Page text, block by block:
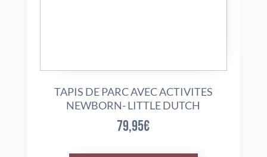
TAPIS DE PARC AVEC ACTIVITES
NEWBORN- LITTLE DUTCH
79,95€